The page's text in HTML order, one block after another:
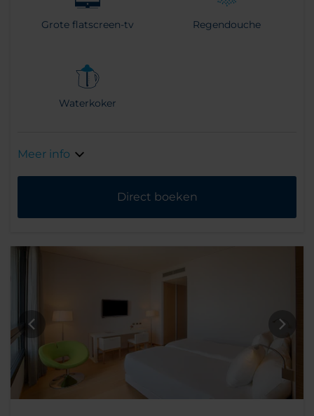
Grote flatscreen-tv Regendouche
Waterkoker
Meer info
Direct boeken